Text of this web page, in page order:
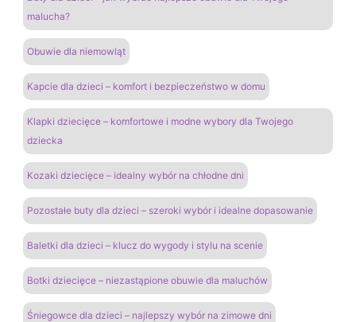
malucha?
Obuwie dla niemowląt
Kapcie dla dzieci – komfort i bezpieczeństwo w domu
Klapki dziecięce – komfortowe i modne wybory dla Twojego
dziecka
Kozaki dziecięce – idealny wybór na chłodne dni
Pozostałe buty dla dzieci – szeroki wybór i idealne dopasowanie
Baletki dla dzieci – klucz do wygody i stylu na scenie
Botki dziecięce – niezastąpione obuwie dla maluchów
Śniegowce dla dzieci – najlepszy wybór na zimowe dni